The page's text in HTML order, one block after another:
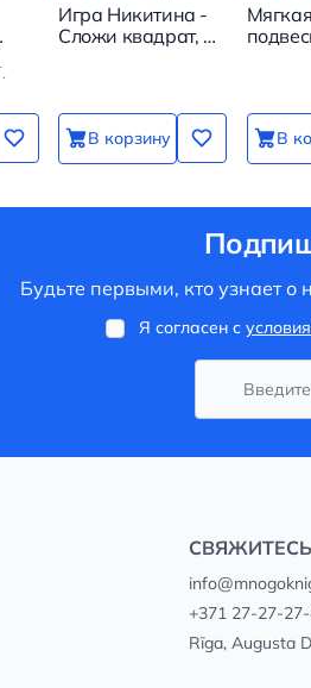
Игра Никитина -
Сложи квадрат, 1
В корзину В
Будьте первыми, кто узнает
Я согласен с
+371 27-27-
Rīga, Augusta